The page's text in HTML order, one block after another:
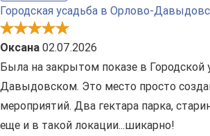
Городская усадьба в Орлово-
Оксана 02.07.2026
Была на закрытом показе в Городской
Давыдовском. Это место просто
мероприятий. Два гектара парка,
еще и в такой локации...шикарно!